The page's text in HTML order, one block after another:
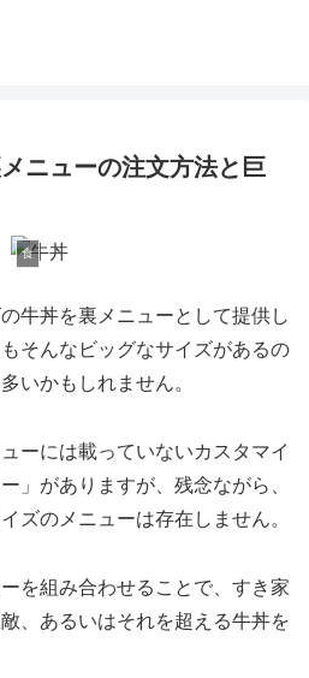
ニューの注文方法と巨
食
牛丼を裏メニューとして提供し
そんなビッグなサイズがあるの
いかもしれません。
ーには載っていないカスタマイ
」がありますが、残念ながら、
ズのメニューは存在しません。
を組み合わせることで、すき家
、あるいはそれを超える牛丼を